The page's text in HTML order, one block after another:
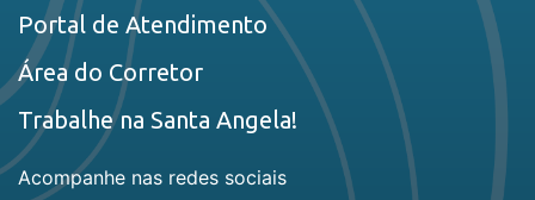
Portal de Atendimento
Área do Corretor
Trabalhe na Santa Angela!
Acompanhe nas redes sociais